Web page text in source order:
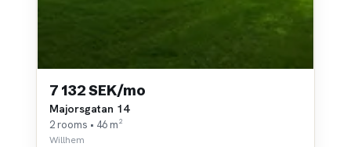
7 132 SEK/mo
Majorsgatan 14
2 rooms • 46 m²
Willhem